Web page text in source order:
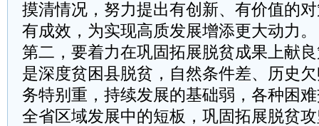
摸清情况，努力提出有创新、有价值的
有成效，为实现高质发展增添更大动力。
第二，要着力在巩固拓展脱贫成果上献
是深度贫困县脱贫，自然条件差、历史
务特别重，持续发展的基础弱，各种困
全省区域发展中的短板，巩固拓展脱贫